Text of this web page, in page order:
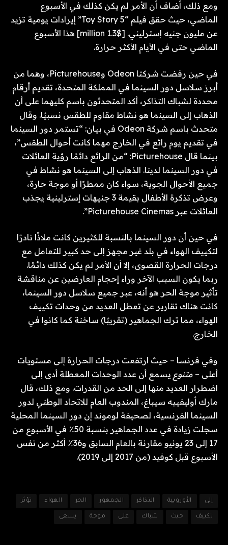
ومع ذلك، أضاف أن الأمر لم يكن كذلك في الأسبوع
الماضي، حيث حقق فيلم “Toy Story 5” إيرادات يومية تزيد
عن مليون جنيه إسترليني. [$1.3 million] هذا الأسبوع
الماضي حتى في الأيام الأكثر حرارة.
في حين رفضت شركتا Odeon وPicturehouse، وهما من
أبرز سلاسل دور السينما في المملكة المتحدة، تقديم أرقام
محددة لشباك التذاكر، أكد المتحدثون باسم كليهما على أن
الذهاب إلى السينما هو نشاط مقاوم للطقس نسبيًا. وقال
متحدث باسم شركة Odeon في بيان: “تستمر دور السينما
في تقديم يوم رائع في الخارج مهما كانت أحوال الطقس”،
بينما قال Picturehouse: “من الرائع دائمًا رؤية العائلات
في دور السينما لدينا. الذهاب إلى السينما هو نشاط في
جميع الأحوال الجوية، سواء كان ممطرًا أو موجة حارة،
وعرض تذكرة الأطفال بقيمة 3 جنيهات إسترلينية يجذب
العائلات عبر Picturehouse Cinemas”.
في حين أن دور السينما بالنسبة للكثيرين كانت ملاذًا نادرًا
لتكييف الهواء في بلد غير مجهز إلى حد كبير للتعامل مع
درجات الحرارة القصوى، إلا أن الأمر لم يكن كذلك دائمًا.
ربما يكون السبب الآخر وراء إحجام العارضين عن مناقشة
تأثير موجة الحر هو أنه، عبر جميع سلاسل دور السينما،
كانت هناك تقارير عن تعطل العديد من وحدات تكييف
الهواء، مما ترك الجماهير (تقريبًا) ساخنة كما كانوا في
الخارج.
وفي فرنسا – حيث ارتفعت درجات الحرارة إلى مستويات
أعلى – متنوع يسمع أن عدد الوحدات المعطلة أدى إلى
اضطرار العديد منها إلى الحد من القدرات. ومع ذلك، قال
مارك أوليفييه سيباغ، المندوب العام للاتحاد الوطني لدور
السينما الفرنسية، لصحيفة لوموند إن دور السينما المحلية
سجلت زيادة في عدد الجماهير بنسبة 50٪ في الأسبوع من
17 إلى 23 يونيو مقارنة بالعام السابق و36٪ أكثر من نفس
الأسبوع قبل كوفيد (من 2017 إلى 2019).
إلى الأوروبية التذاكر الجمهور الحر الهواء تؤثر
تكييف حيث شباك على موجة يسعى